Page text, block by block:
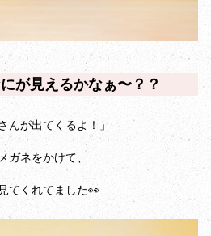
が見えるかなぁ〜？？
んが出てくるよ！」
ガネをかけて、
てくれてました👀